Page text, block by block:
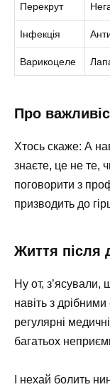
Перекрут
Інфекція
Варикоцеле
Про
Хтось скаже: А
знаєте, це не те,
поговорити з
призводить до
Життя після
Ну от,
навіть з
регулярні
багатьох
І нехай болить